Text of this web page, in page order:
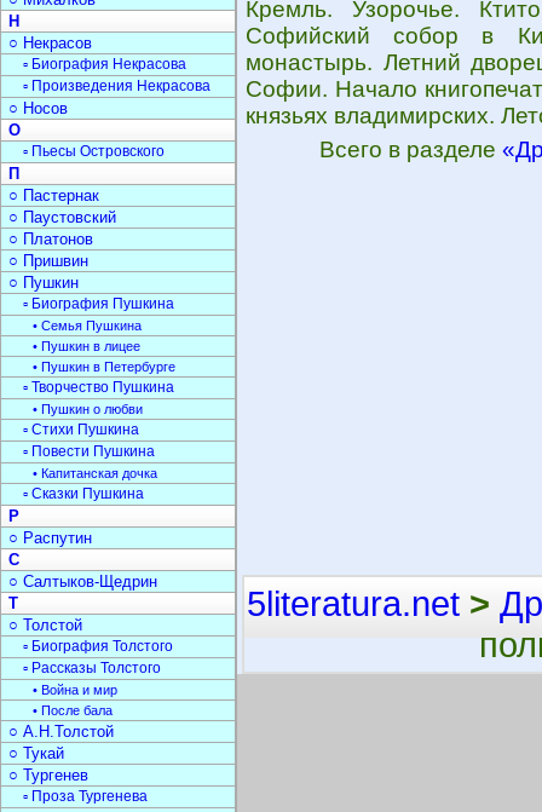
Кремль. Узорочье.
Софийский собор в
монастырь. Летний
Софии. Начало
князьях владимирских.
Всего в разделе
Н
○ Некрасов
▫ Биография Некрасова
▫ Произведения Некрасова
○ Носов
О
▫ Пьесы Островского
П
○ Пастернак
○ Паустовский
○ Платонов
○ Пришвин
○ Пушкин
▫ Биография Пушкина
• Семья Пушкина
• Пушкин в лицее
• Пушкин в Петербурге
▫ Творчество Пушкина
• Пушкин о любви
▫ Стихи Пушкина
▫ Повести Пушкина
• Капитанская дочка
▫ Сказки Пушкина
Р
○ Распутин
С
○ Салтыков-Щедрин
Т
○ Толстой
▫ Биография Толстого
▫ Рассказы Толстого
• Война и мир
• После бала
○ А.Н.Толстой
○ Тукай
○ Тургенев
▫ Проза Тургенева
5literatura.net >